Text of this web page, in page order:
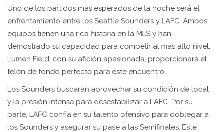
Uno de los partidos más esperados de la noche será el
enfrentamiento entre los Seattle Sounders y LAFC. Ambos
equipos tienen una rica historia en la MLS y han
demostrado su capacidad para competir al más alto nivel.
Lumen Field, con su afición apasionada, proporcionará el
telón de fondo perfecto para este encuentro.
Los Sounders buscarán aprovechar su condición de local
y la presión intensa para desestabilizar a LAFC. Por su
parte, LAFC confía en su talento ofensivo para doblegar a
los Sounders y asegurar su pase a las Semifinales. Este